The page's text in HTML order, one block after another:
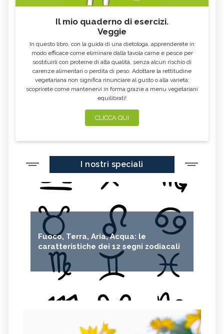
Il mio quaderno di esercizi.
Veggie
In questo libro, con la guida di una dietologa, apprenderete in
modo efficace come eliminare dalla tavola carne e pesce per
sostituirli con proteine di alta qualità, senza alcun rischio di
carenze alimentari o perdita di peso. Adottare la rettitudine
vegetariana non significa rinunciare al gusto o alla varietà:
scoprirete come mantenervi in forma grazie a menu vegetariani
equilibrati!
CLICCA QUI
I nostri speciali
Fuoco, Terra, Aria, Acqua: le
caratteristiche dei 12 segni zodiacali